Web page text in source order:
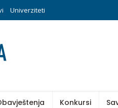
Univerziteti
Konkursi